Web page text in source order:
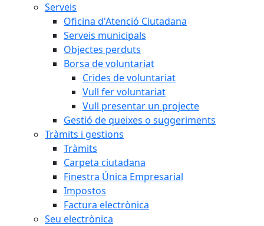
Serveis
Oficina d'Atenció Ciutadana
Serveis municipals
Objectes perduts
Borsa de voluntariat
Crides de voluntariat
Vull fer voluntariat
Vull presentar un projecte
Gestió de queixes o suggeriments
Tràmits i gestions
Tràmits
Carpeta ciutadana
Finestra Única Empresarial
Impostos
Factura electrònica
Seu electrònica